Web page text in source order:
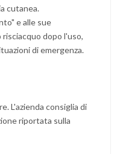
cutanea.
e alle sue
dopo l'uso,
di emergenza.
L'azienda consiglia di
riportata sulla